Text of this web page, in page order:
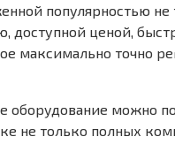
популярностью
доступной ценой,
максимально точно
можно
только полных